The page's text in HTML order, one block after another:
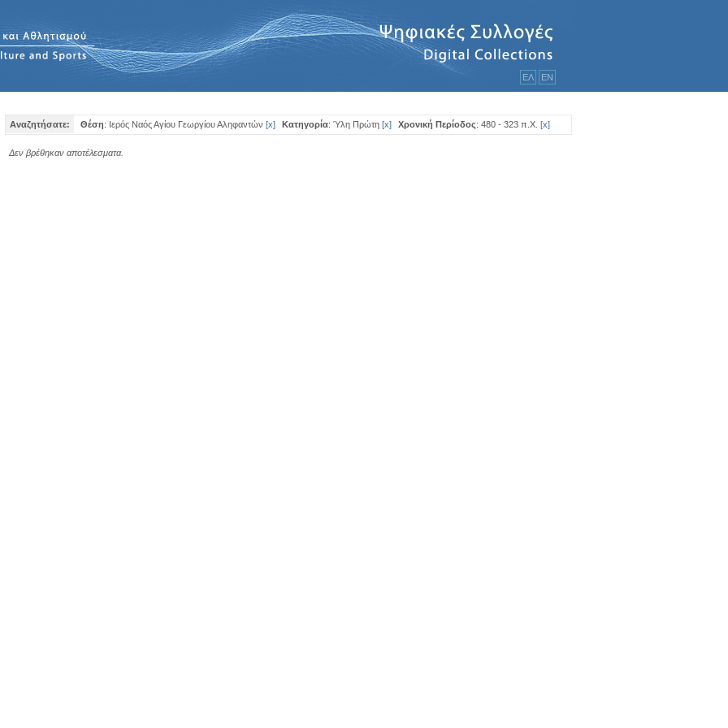
ΕΛ ΕΝ
Αναζητήσατε: Θέση: Ιερός Ναός Αγίου Γεωργίου Αληφαντών [x] Κατηγορία: Ύλη Πρώτη [x] Χρονική Περίοδος: 480 - 323 π.Χ. [x]
Δεν βρέθηκαν αποτέλεσματα.